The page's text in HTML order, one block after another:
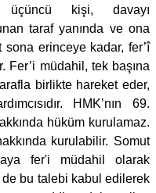
üçüncü kişi, davayı
taraf yanında ve ona
sona erinceye kadar, fer’î
müdahil, tek başına
birlikte hareket eder,
HMK’nın 69.
hüküm kurulamaz.
kurulabilir. Somut
fer'i müdahil olarak
de bu talebi kabul edilerek